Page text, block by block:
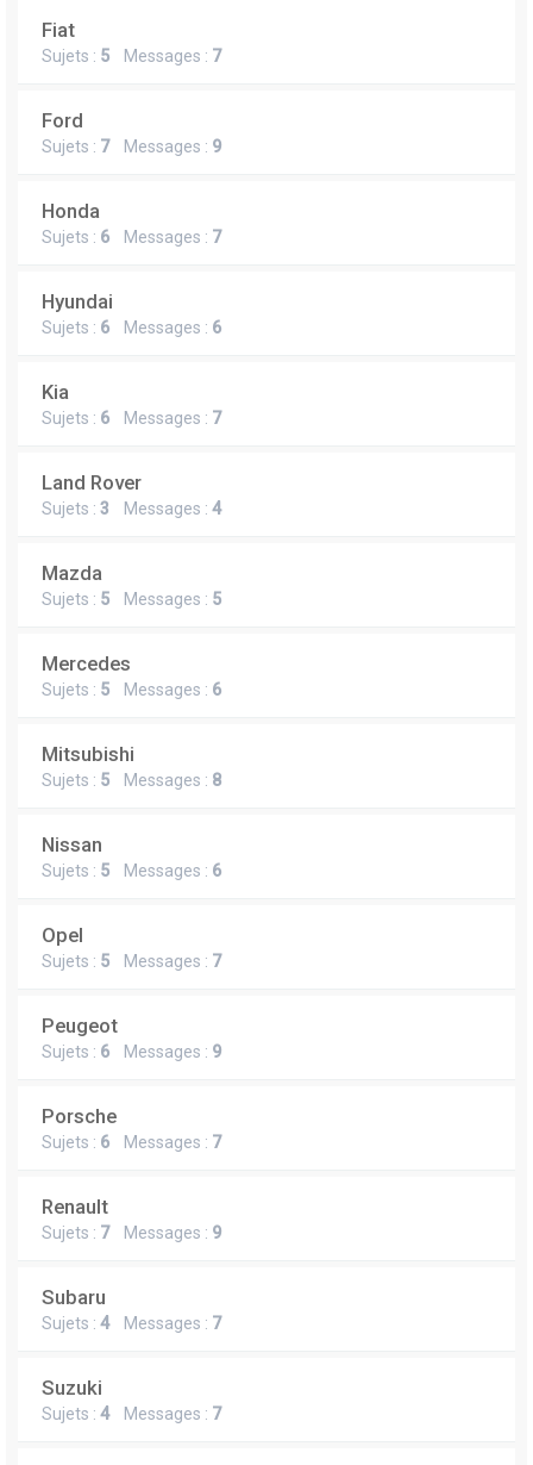
Fiat
Sujets : 5 Messages : 7
Ford
Sujets : 7Messages : 9
Honda
Sujets : 6 Messages : 7
Hyundai
Sujets : 6 Messages : 6
Kia
Sujets : 6 Messages : 7
Land Rover
Sujets : 3 Messages : 4
Mazda
Sujets : 5 Messages : 5
Mercedes
Sujets : 5 Messages : 6
Mitsubishi
Sujets : 5 Messages : 8
Nissan
Sujets : 5 Messages : 6
Opel
Sujets : 5 Messages : 7
Peugeot
Sujets : 6 Messages : 9
Porsche
Sujets : 6 Messages : 7
Renault
Sujets : 7Messages : 9
Subaru
Sujets : 4Messages : 7
Suzuki
Sujets : 4Messages : 7